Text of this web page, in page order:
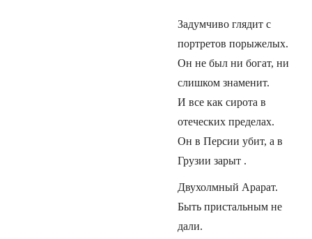
Задумчиво глядит с
портретов порыжелых.
Он не был ни богат, ни
слишком знаменит.
И все как сирота в
отеческих пределах.
Он в Персии убит, а в
Грузии зарыт .
Двухолмный Арарат.
Быть пристальным не
дали.